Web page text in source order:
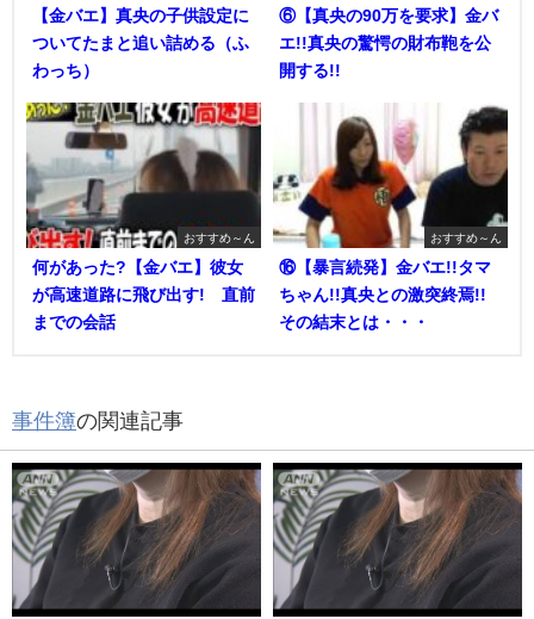
【金バエ】真央の子供設定に
ついてたまと追い詰める（ふ
わっち）
⑥【真央の90万を要求】金バ
エ!!真央の驚愕の財布鞄を公
開する!!
おすすめ～ん
何があった?【金バエ】彼女
が高速道路に飛び出す! 直前
までの会話
おすすめ～ん
⑯【暴言続発】金バエ!!タマ
ちゃん!!真央との激突終焉!!
その結末とは・・・
事件簿の関連記事